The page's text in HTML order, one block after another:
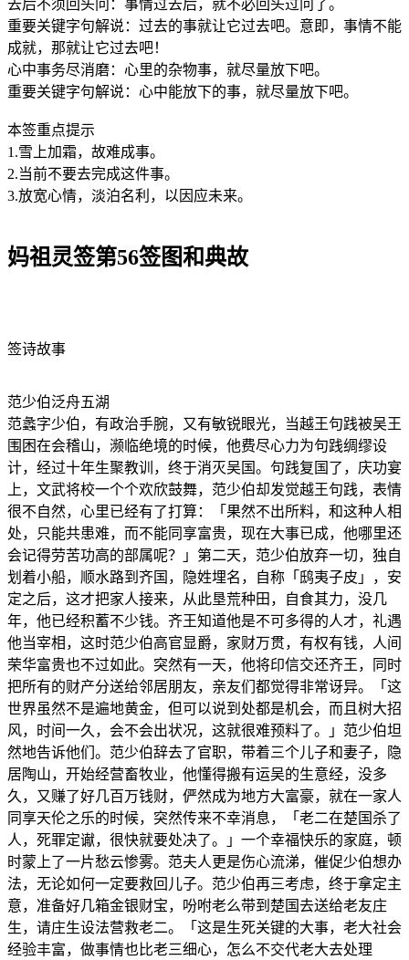
去后不须回头问：事情过去后，就不必回头过问了。
重要关键字句解说：过去的事就让它过去吧。意即，事情不能
成就，那就让它过去吧！
心中事务尽消磨：心里的杂物事，就尽量放下吧。
重要关键字句解说：心中能放下的事，就尽量放下吧。
本签重点提示
1.雪上加霜，故难成事。
2.当前不要去完成这件事。
3.放宽心情，淡泊名利，以因应未来。
妈祖灵签第56签图和典故
签诗故事
范少伯泛舟五湖
范蠡字少伯，有政治手腕，又有敏锐眼光，当越王句践被吴王
围困在会稽山，濒临绝境的时候，他费尽心力为句践绸缪设
计，经过十年生聚教训，终于消灭吴国。句践复国了，庆功宴
上，文武将校一个个欢欣鼓舞，范少伯却发觉越王句践，表情
很不自然，心里已经有了打算：「果然不出所料，和这种人相
处，只能共患难，而不能同享富贵，现在大事已成，他哪里还
会记得劳苦功高的部属呢？」第二天，范少伯放弃一切，独自
划着小船，顺水路到齐国，隐姓埋名，自称「鸱夷子皮」，安
定之后，这才把家人接来，从此垦荒种田，自食其力，没几
年，他已经积蓄不少钱。齐王知道他是不可多得的人才，礼遇
他当宰相，这时范少伯高官显爵，家财万贯，有权有钱，人间
荣华富贵也不过如此。突然有一天，他将印信交还齐王，同时
把所有的财产分送给邻居朋友，亲友们都觉得非常讶异。「这
世界虽然不是遍地黄金，但可以说到处都是机会，而且树大招
风，时间一久，会不会出状况，这就很难预料了。」范少伯坦
然地告诉他们。范少伯辞去了官职，带着三个儿子和妻子，隐
居陶山，开始经营畜牧业，他懂得搬有运吴的生意经，没多
久，又赚了好几百万钱财，俨然成为地方大富豪，就在一家人
同享天伦之乐的时候，突然传来不幸消息，「老二在楚国杀了
人，死罪定谳，很快就要处决了。」一个幸福快乐的家庭，顿
时蒙上了一片愁云惨雾。范夫人更是伤心流涕，催促少伯想办
法，无论如何一定要救回儿子。范少伯再三考虑，终于拿定主
意，准备好几箱金银财宝，吩咐老么带到楚国去送给老友庄
生，请庄生设法营救老二。「这是生死关键的大事，老大社会
经验丰富，做事情也比老三细心，怎么不交代老大去处理